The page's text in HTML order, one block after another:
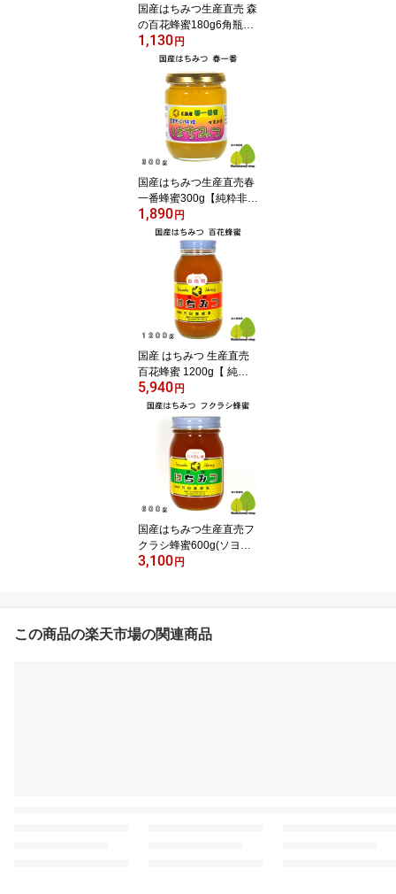
国産はちみつ生産直売 森
の百花蜂蜜180g6角瓶入
り【純粋非加熱】広島県
産・国産蜂蜜
1,130円
国産はちみつ生産直売春
一番蜂蜜300g【純粋非加
熱】国産蜂蜜・広島県産
1,890円
国産 はちみつ 生産直売
百花蜂蜜 1200g【 純粋
非加熱 】広島県産・国産
蜂蜜
5,940円
国産はちみつ生産直売フ
クラシ蜂蜜600g(ソヨ
ゴ）【純粋非加熱】広島
3,100円
この商品の楽天市場の関連商品